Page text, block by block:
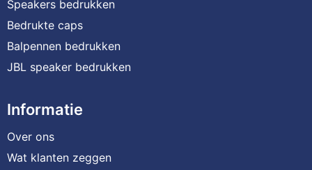
Speakers bedrukken
Bedrukte caps
Balpennen bedrukken
JBL speaker bedrukken
Informatie
Over ons
Wat klanten zeggen